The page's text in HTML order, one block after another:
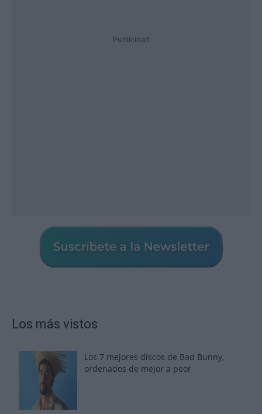
Publicidad
Los más vistos
Los 7 mejores discos de Bad Bunny,
ordenados de mejor a peor